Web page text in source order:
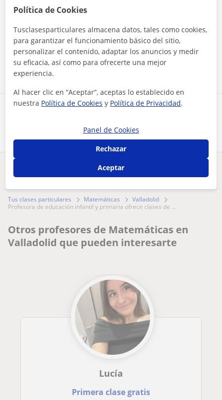
Al hacer clic, aceptas nuestroaviso legaly deprivacidad
Contactar ahora
¿Hay algún error en este perfil?
Tus clases particulares Matemáticas
Valladolid
profesora de educación infantil y primaria ofrece clases de ...
Otros profesores de Matemáticas en
Valladolid que pueden interesarte
Lucía
Primera clase gratis
Política de Cookies
Tusclasesparticulares almacena datos, tales como cookies,
para garantizar el funcionamiento básico del sitio,
personalizar el contenido, adaptar los anuncios y medir
su eficacia, así como para ofrecerte una mejor
experiencia.
Al hacer clic en “Aceptar”, aceptas lo establecido en
nuestra Política de Cookies y Política de Privacidad.
Panel de Cookies
Rechazar
Aceptar